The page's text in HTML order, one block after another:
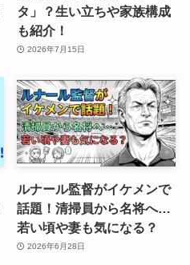
タ」？生い立ちや家族構成
も紹介！
2026年7月15日
ルナール監督がイケメンで
話題！清掃員から名将へ…
若い頃や妻も気になる？
2026年6月28日